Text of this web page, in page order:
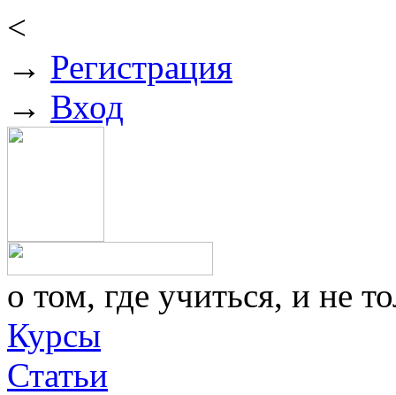
<
→ Регистрация
→ Вход
о том, где учиться, и не
Курсы
Статьи